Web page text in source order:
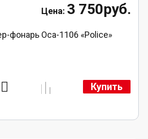
3 750руб.
фонарь Оса-1106 «Police»
Купить